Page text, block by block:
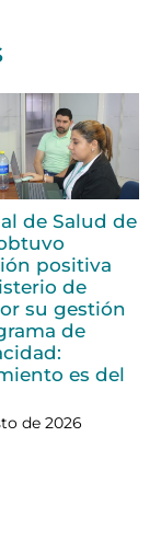
de Salud de
positiva
de
su gestión
de
es del
de 2026